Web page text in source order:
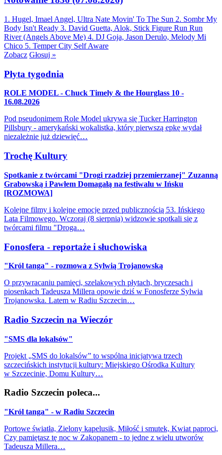
1. Hugel, Imael Angel, Ultra Nate Movin' To The Sun 2. Sombr My
Body Isn't Ready 3. David Guetta, Alok, Stick Figure Run Run
River (Angels Above Me) 4. DJ Goja, Jason Derulo, Melody Mi
Chico 5. Temper City Self Aware
Zobacz Głosuj »
Płyta tygodnia
ROLE MODEL - Chuck Timely & the Hourglass 10 -
16.08.2026
Pod pseudonimem Role Model ukrywa się Tucker Harrington
Pillsbury - amerykański wokalistka, który pierwszą epkę wydał
niezależnie już dziewięć…
Trochę Kultury
Spotkanie z twórcami "Drogi rzadziej przemierzanej" Zuzanną
Grabowską i Pawłem Domagałą na festiwalu w Ińsku
[ROZMOWA]
Kolejne filmy i kolejne emocje przed publicznością 53. Ińskiego
Lata Filmowego. Wczoraj (8 sierpnia) widzowie spotkali się z
twórcami filmu "Droga…
Fonosfera - reportaże i słuchowiska
"Król tanga" - rozmowa z Sylwią Trojanowską
O przywracaniu pamięci, szelakowych płytach, bryczesach i
piosenkach Tadeusza Millera opowie dziś w Fonosferze Sylwia
Trojanowska. Latem w Radiu Szczecin…
Radio Szczecin na Wieczór
"SMS dla lokalsów"
Projekt „SMS do lokalsów” to wspólna inicjatywa trzech
szczecińskich instytucji kultury: Miejskiego Ośrodka Kultury
w Szczecinie, Domu Kultury…
Radio Szczecin poleca...
"Król tanga" - w Radiu Szczecin
Portowe światła, Zielony kapelusik, Miłość i smutek, Kwiat paproci,
Czy pamiętasz tę noc w Zakopanem - to jedne z wielu utworów
Tadeusza Millera…